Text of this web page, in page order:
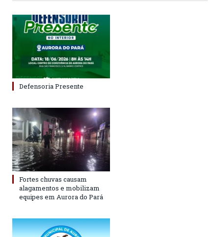
Defensoria Presente
Fortes chuvas causam
alagamentos e mobilizam
equipes em Aurora do Pará